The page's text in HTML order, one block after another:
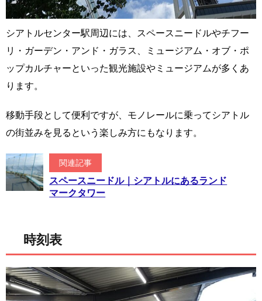
シアトルセンター駅周辺には、スペースニードルやチフー
リ・ガーデン・アンド・ガラス、ミュージアム・オブ・ポ
ップカルチャーといった観光施設やミュージアムが多くあ
ります。
移動手段として便利ですが、モノレールに乗ってシアトル
の街並みを見るという楽しみ方にもなります。
関連記事
スペースニードル｜シアトルにあるランド
マークタワー
時刻表